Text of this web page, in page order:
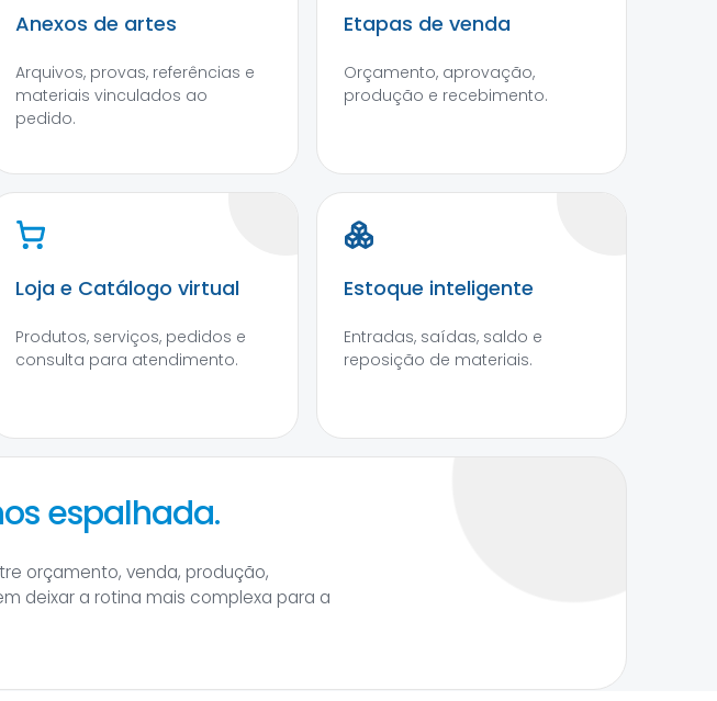
Anexos de artes
Arquivos, provas, referências e
materiais vinculados ao
pedido.
Etapas de venda
Orçamento, aprovação,
produção e recebimento.
Loja e Catálogo virtual
Produtos, serviços, pedidos e
consulta para atendimento.
Estoque inteligente
Entradas, saídas, saldo e
reposição de materiais.
espalhada.
orçamento, venda, produção,
deixar a rotina mais complexa para a